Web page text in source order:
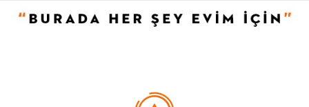
Evidea tarafından incelenecek ve uygun bulunmayan siparişler
iptal edilecektir.